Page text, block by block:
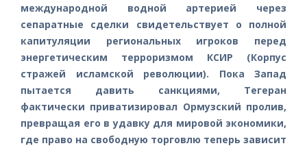
международной водной артерией через
сепаратные сделки свидетельствует о полной
капитуляции региональных игроков перед
энергетическим терроризмом КСИР (Корпус
стражей исламской революции). Пока Запад
пытается давить санкциями, Тегеран
фактически приватизировал Ормузский пролив,
превращая его в удавку для мировой экономики,
где право на свободную торговлю теперь зависит